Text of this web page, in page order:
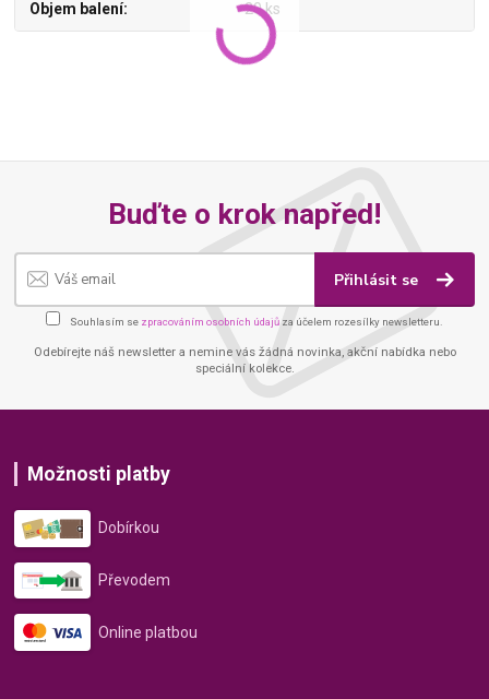
Objem balení 20 ks
Buďte o krok napřed!
Přihlásit se
Souhlasím se zpracováním osobních údajů za účelem rozesílky newsletteru.
Odebírejte náš newsletter a nemine vás žádná novinka, akční nabídka nebo
speciální kolekce.
Možnosti platby
Dobírkou
Převodem
Online platbou